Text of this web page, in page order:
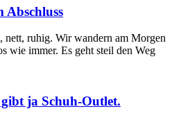
Abschluss
nett, ruhig. Wir wandern am Morgen
wie immer. Es geht steil den Weg
ja Schuh-Outlet.